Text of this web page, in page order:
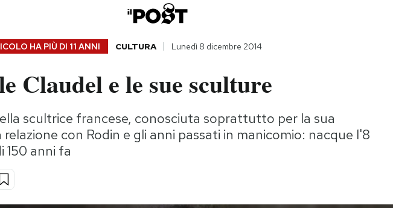
HA PIÙ DI 11 ANNI CULTURA Lunedì 8 dicembre 2014
Claudel e le sue sculture
scultrice francese, conosciuta soprattutto per la sua
con Rodin e gli anni passati in manicomio: nacque l'8
150 anni fa